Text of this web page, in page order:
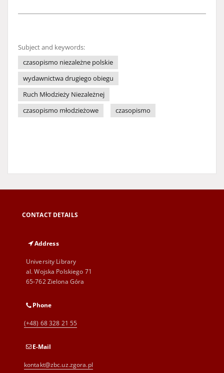
Subject and keywords:
czasopismo niezależne polskie
wydawnictwa drugiego obiegu
Ruch Młodzieży Niezależnej
czasopismo młodzieżowe
czasopismo
CONTACT DETAILS
Address
University Library
al. Wojska Polskiego 71
65-762 Zielona Góra
Phone
(+48) 68 328 21 55
E-Mail
kontakt@zbc.uz.zgora.pl